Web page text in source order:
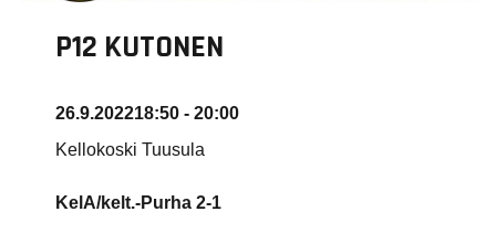
P12 KUTONEN
26.9.202218:50 - 20:00
Kellokoski Tuusula
KelA/kelt.-Purha 2-1